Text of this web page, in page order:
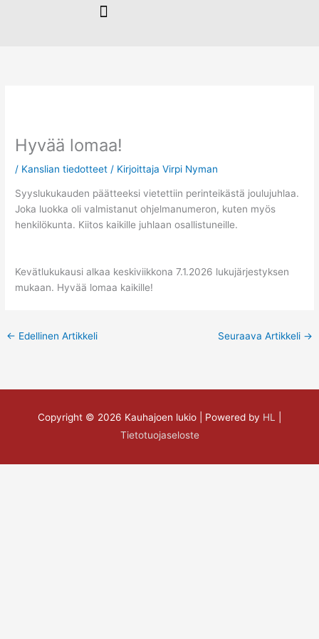
Hyvää lomaa!
/ Kanslian tiedotteet / KirjoittajaVirpi Nyman
Syyslukukauden päätteeksi vietettiin perinteikästä joulujuhlaa.
Joka luokka oli valmistanut ohjelmanumeron, kuten myös
henkilökunta. Kiitos kaikille juhlaan osallistuneille.
Kevätlukukausi alkaa keskiviikkona 7.1.2026 lukujärjestyksen
mukaan. Hyvää lomaa kaikille!
← Edellinen Artikkeli Seuraava Artikkeli →
Copyright © 2026 Kauhajoen lukio | Powered by HL
Tietotuojaseloste